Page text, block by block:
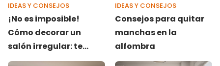
IDEAS Y CONSEJOS
¡No es imposible!
Cómo decorar un
salón irregular: te
damos 6 trucos
IDEAS Y CONSEJOS
Consejos para quitar
manchas en la
alfombra